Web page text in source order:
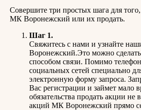
Совершите три простых шага для
МК Воронежский или их продать.
Шаг 1.
Свяжитесь с нами и узнайте
Воронежский.Это можно
способом связи. Помимо
социальных сетей специально
электронную форму запроса.
Вас регистрации и займет мало
обязательства продать акции не
акций МК Воронежский прямо